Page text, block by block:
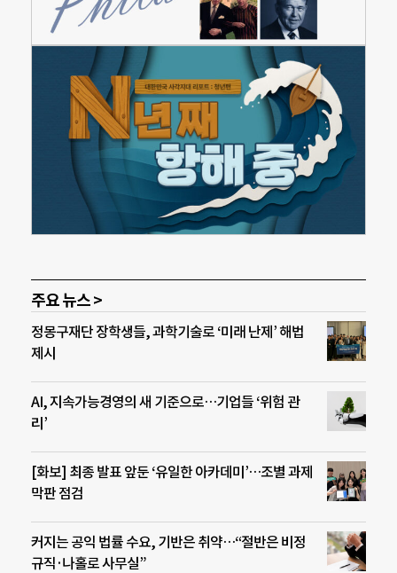
주요 뉴스 >
정몽구재단 장학생들, 과학기술로 ‘미래 난제’ 해법
제시
AI, 지속가능경영의 새 기준으로…기업들 ‘위험 관
리’
[화보] 최종 발표 앞둔 ‘유일한 아카데미’…조별 과제
막판 점검
커지는 공익 법률 수요, 기반은 취약…“절반은 비정
규직·나홀로 사무실”